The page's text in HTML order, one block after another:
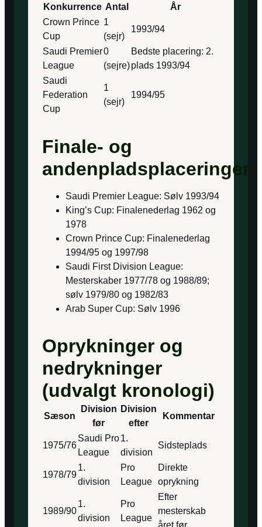
Konkurrence Antal
År
Crown Prince
Cup
1
(sejr)
1993/94
Saudi Premier
League
0
(sejre)
Bedste placering: 2.
plads 1993/94
Saudi
Federation
Cup
1
(sejr)
1994/95
Finale- og
andenpladsplaceringer
Saudi Premier League: Sølv 1993/94
King’s Cup: Finalenederlag 1962 og
1978
Crown Prince Cup: Finalenederlag
1994/95 og 1997/98
Saudi First Division League:
Mesterskaber 1977/78 og 1988/89;
sølv 1979/80 og 1982/83
Arab Super Cup: Sølv 1996
Oprykninger og
nedrykninger
(udvalgt kronologi)
Sæson
Division
før
Division
efter
Kommentar
1975/76
Saudi Pro
League
1.
division
Sidsteplads
1978/79
1.
division
Pro
League
Direkte
oprykning
1989/90
1.
division
Pro
League
Efter
mesterskab